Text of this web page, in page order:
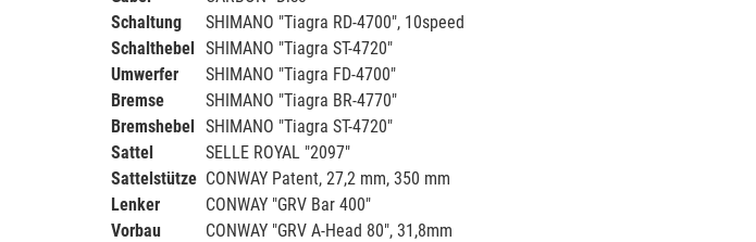
Schaltung
SHIMANO "Tiagra RD-4700", 10speed
Schalthebel SHIMANO "Tiagra ST-4720"
Umwerfer
SHIMANO "Tiagra FD-4700"
Bremse
SHIMANO "Tiagra BR-4770"
Bremshebel SHIMANO "Tiagra ST-4720"
Sattel
SELLE ROYAL "2097"
Sattelstütze CONWAY Patent, 27,2 mm, 350 mm
Lenker
CONWAY "GRV Bar 400"
Vorbau
CONWAY "GRV A-Head 80", 31,8mm